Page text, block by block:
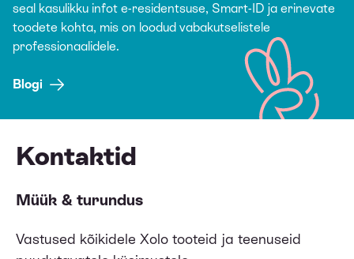
seal kasulikku infot e-residentsuse, Smart-ID ja erinevate
toodete kohta, mis on loodud vabakutselistele
professionaalidele.
Blogi
Kontaktid
Müük & turundus
Vastused kõikidele Xolo tooteid ja teenuseid